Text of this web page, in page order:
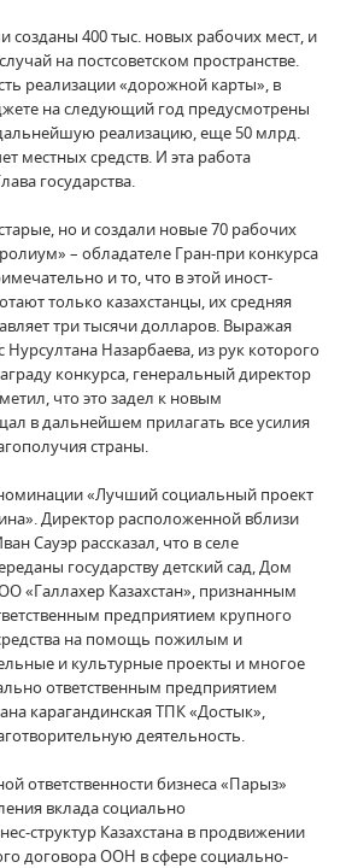
400 тыс. новых рабочих мест, и
на постсоветском пространстве.
реализации «дорожной карты», в
на следующий год предусмотрены
реализацию, еще 50 млрд.
местных средств. И эта работа
государства.
но и создали новые 70 рабочих
– обладателе Гран-при конкурса
и то, что в этой иност­
только казахстанцы, их средняя
три тысячи долларов. Выражая
Нурсултана Назарбаева, из рук которого
конкурса, генеральный директор
что это задел к новым
в дальнейшем прилагать все усилия
страны.
«Лучший социальный проект
Директор расположенной вблизи
Сауэр рассказал, что в селе
государству детский сад, Дом
«Галлахер Казахстан», признанным
предприятием крупного
на помощь пожилым и
и культурные проекты и многое
ответственным предприятием
карагандинская ТПК «Достык»,
деятельность.
ответственности бизнеса «Парыз»
вклада социально
структур Казахстана в продвижении
договора ООН в сфере социально-